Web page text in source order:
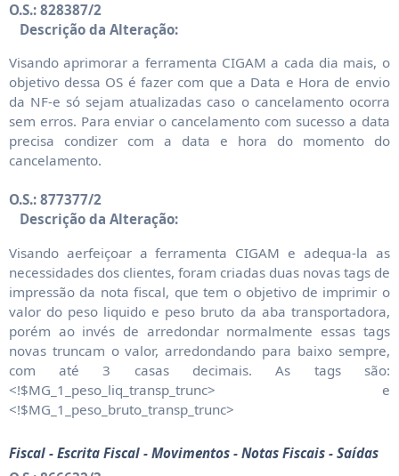
O.S.: 828387/2
Descrição da Alteração:
Visando aprimorar a ferramenta CIGAM a cada dia mais, o
objetivo dessa OS é fazer com que a Data e Hora de envio
da NF-e só sejam atualizadas caso o cancelamento ocorra
sem erros. Para enviar o cancelamento com sucesso a data
precisa condizer com a data e hora do momento do
cancelamento.
O.S.: 877377/2
Descrição da Alteração:
Visando aerfeiçoar a ferramenta CIGAM e adequa-la as
necessidades dos clientes, foram criadas duas novas tags de
impressão da nota fiscal, que tem o objetivo de imprimir o
valor do peso liquido e peso bruto da aba transportadora,
porém ao invés de arredondar normalmente essas tags
novas truncam o valor, arredondando para baixo sempre,
com até 3 casas decimais. As tags são:
<!$MG_1_peso_liq_transp_trunc> e
<!$MG_1_peso_bruto_transp_trunc>
Fiscal - Escrita Fiscal - Movimentos - Notas Fiscais - Saídas